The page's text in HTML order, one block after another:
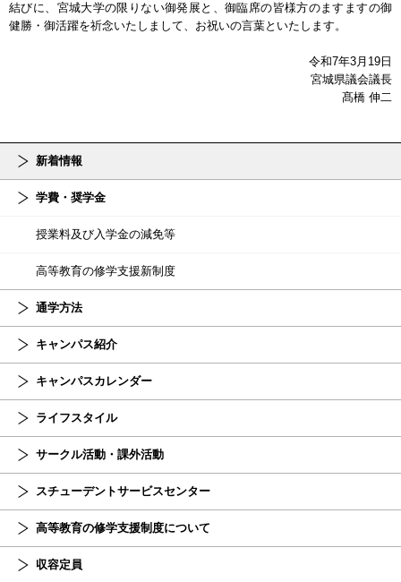
結びに、宮城大学の限りない御発展と、御臨席の皆様方のますますの御
健勝・御活躍を祈念いたしまして、お祝いの言葉といたします。
令和7年3月19日
宮城県議会議長
髙橋 伸二
新着情報
学費・奨学金
授業料及び入学金の減免等
高等教育の修学支援新制度
通学方法
キャンパス紹介
キャンパスカレンダー
ライフスタイル
サークル活動・課外活動
スチューデントサービスセンター
高等教育の修学支援制度について
収容定員